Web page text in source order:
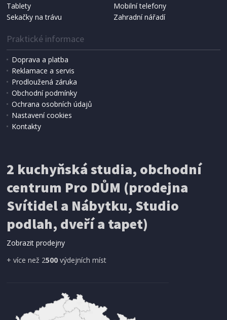
Tablety
Mobilní telefony
Sekačky na trávu
Zahradní nářadí
Praktické informace
Doprava a platba
Reklamace a servis
Prodloužená záruka
Obchodní podmínky
Ochrana osobních údajů
Nastavení cookies
Kontakty
2 kuchyňská studia, obchodní
centrum Pro DŮM (prodejna
Svítidel a Nábytku, Studio
podlah, dveří a tapet)
Zobrazit prodejny
+ více než 2500 výdejních míst